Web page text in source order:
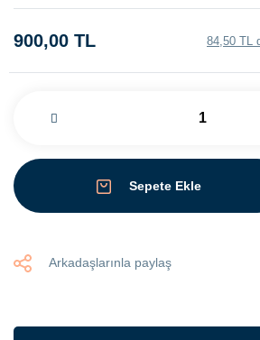
900,00 TL 84,50 TL
Sepete Ekle
Arkadaşlarınla paylaş